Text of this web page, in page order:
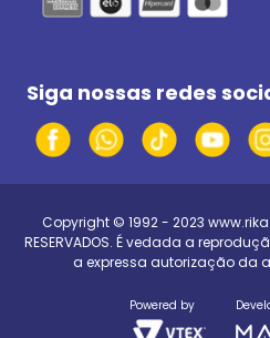
Siga nossas redes
Copyright © 1992 - 2023
RESERVADOS. É vedada a
a expressa autorização da
Powered by